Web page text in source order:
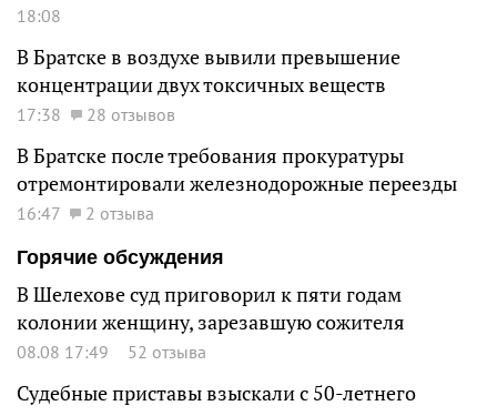
18:08
В Братске в воздухе вывили превышение
концентрации двух токсичных веществ
17:38 28 отзывов
В Братске после требования прокуратуры
отремонтировали железнодорожные переезды
16:47
2 отзыва
Горячие обсуждения
В Шелехове суд приговорил к пяти годам
колонии женщину, зарезавшую сожителя
08.08 17:49 52 отзыва
Судебные приставы взыскали с 50-летнего